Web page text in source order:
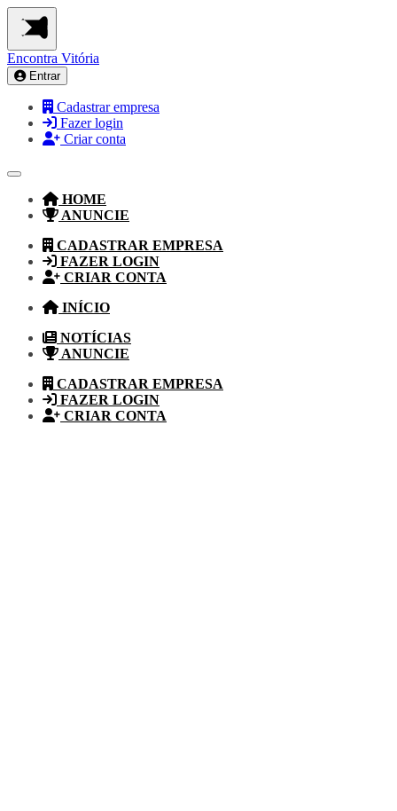
Encontra Vitória
Entrar
Cadastrar empresa
Fazer login
Criar conta
HOME
ANUNCIE
CADASTRAR EMPRESA
FAZER LOGIN
CRIAR CONTA
INÍCIO
NOTÍCIAS
ANUNCIE
CADASTRAR EMPRESA
FAZER LOGIN
CRIAR CONTA